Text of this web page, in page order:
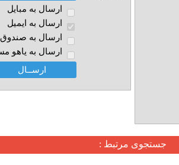
ارسال به مبايل
ارسال به ايميل
ارسال به صندوق
ارسال به ياهو
جستجوی مرتبط :